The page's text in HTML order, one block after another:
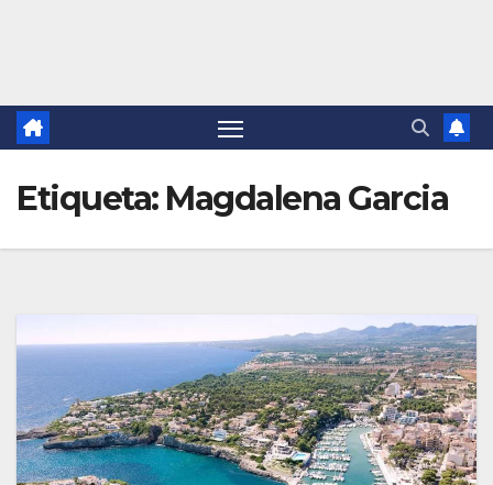
Etiqueta: Magdalena Garcia